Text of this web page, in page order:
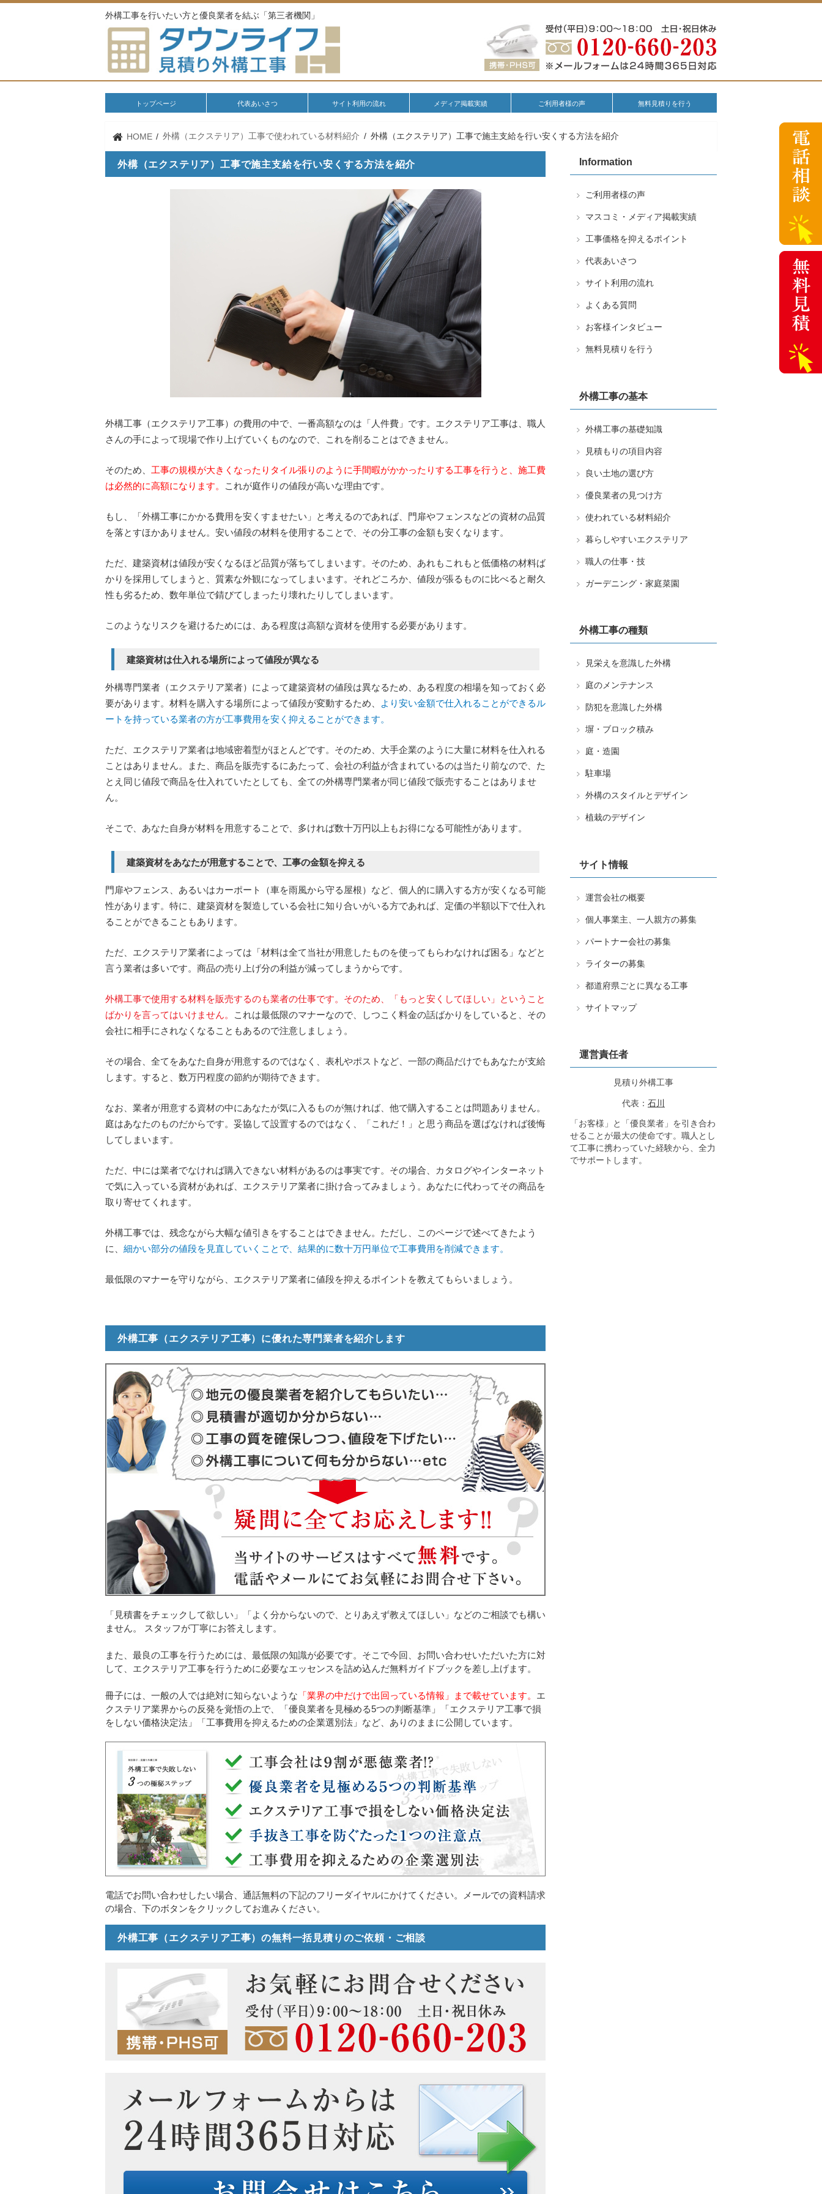
外構工事を行いたい方と優良業者を結ぶ「第三者機関」
トップページ 代表あいさつ サイト利用の流れ メディア掲載実績 ご利用者様の声 無料見積りを行う
HOME 外構（エクステリア）工事で使われている材料紹介 外構（エクステリア）工事で施主支給を行い安くする方法を紹介
外構（エクステリア）工事で施主支給を行い安くする方法を紹介
外構工事（エクステリア工事）の費用の中で、一番高額なのは「人件費」です。エクステリア工事は、職人
さんの手によって現場で作り上げていくものなので、これを削ることはできません。
そのため、 工事の規模が大きくなったりタイル張りのように手間暇がかかったりする工事を行うと、施工費
は必然的に高額になります。
これが庭作りの値段が高いな理由です。
もし、「外構工事にかかる費用を安くすませたい」と考えるのであれば、門扉やフェンスなどの資材の品質
を落とすほかありません。安い値段の材料を使用することで、その分工事の金額も安くなります。
ただ、建築資材は値段が安くなるほど品質が落ちてしまいます。そのため、あれもこれもと低価格の材料ば
かりを採用してしまうと、質素な外観になってしまいます。それどころか、値段が張るものに比べると耐久
性も劣るため、数年単位で錆びてしまったり壊れたりしてしまいます。
このようなリスクを避けるためには、ある程度は高額な資材を使用する必要があります。
建築資材は仕入れる場所によって値段が異なる
外構専門業者（エクステリア業者）によって建築資材の値段は異なるため、ある程度の相場を知っておく必
要があります。材料を購入する場所によって値段が変動するため、
より安い金額で仕入れることができるル
ートを持っている業者の方が工事費用を安く抑えることができます。
ただ、エクステリア業者は地域密着型がほとんどです。そのため、大手企業のように大量に材料を仕入れる
ことはありません。また、商品を販売するにあたって、会社の利益が含まれているのは当たり前なので、た
とえ同じ値段で商品を仕入れていたとしても、全ての外構専門業者が同じ値段で販売することはありませ
ん。
そこで、あなた自身が材料を用意することで、多ければ数十万円以上もお得になる可能性があります。
建築資材をあなたが用意することで、工事の金額を抑える
門扉やフェンス、あるいはカーポート（車を雨風から守る屋根）など、個人的に購入する方が安くなる可能
性があります。特に、建築資材を製造している会社に知り合いがいる方であれば、定価の半額以下で仕入れ
ることができることもあります。
ただ、エクステリア業者によっては「材料は全て当社が用意したものを使ってもらわなければ困る」などと
言う業者は多いです。商品の売り上げ分の利益が減ってしまうからです。
外構工事で使用する材料を販売するのも業者の仕事です。そのため、「もっと安くしてほしい」ということ
ばかりを言ってはいけません。
これは最低限のマナーなので、しつこく料金の話ばかりをしていると、その
会社に相手にされなくなることもあるので注意しましょう。
その場合、全てをあなた自身が用意するのではなく、表札やポストなど、一部の商品だけでもあなたが支給
します。すると、数万円程度の節約が期待できます。
なお、業者が用意する資材の中にあなたが気に入るものが無ければ、他で購入することは問題ありません。
庭はあなたのものだからです。妥協して設置するのではなく、「これだ！」と思う商品を選ばなければ後悔
してしまいます。
ただ、中には業者でなければ購入できない材料があるのは事実です。その場合、カタログやインターネット
で気に入っている資材があれば、エクステリア業者に掛け合ってみましょう。あなたに代わってその商品を
取り寄せてくれます。
外構工事では、残念ながら大幅な値引きをすることはできません。ただし、このページで述べてきたよう
に、 細かい部分の値段を見直していくことで、結果的に数十万円単位で工事費用を削減できます。
最低限のマナーを守りながら、エクステリア業者に値段を抑えるポイントを教えてもらいましょう。
外構工事（エクステリア工事）に優れた専門業者を紹介します
「見積書をチェックして欲しい」「よく分からないので、とりあえず教えてほしい」などのご相談でも構い
ません。 スタッフが丁寧にお答えします。
また、最良の工事を行うためには、最低限の知識が必要です。そこで今回、お問い合わせいただいた方に対
して、エクステリア工事を行うために必要なエッセンスを詰め込んだ無料ガイドブックを差し上げます。
冊子には、一般の人では絶対に知らないような 「業界の中だけで出回っている情報」まで載せています。 エ
クステリア業界からの反発を覚悟の上で、「優良業者を見極める5つの判断基準」「エクステリア工事で損
をしない価格決定法」「工事費用を抑えるための企業選別法」など、ありのままに公開しています。
電話でお問い合わせしたい場合、通話無料の下記のフリーダイヤルにかけてください。メールでの資料請求
の場合、下のボタンをクリックしてお進みください。
外構工事（エクステリア工事）の無料一括見積りのご依頼・ご相談
Information
ご利用者様の声
マスコミ・メディア掲載実績
工事価格を抑えるポイント
代表あいさつ
サイト利用の流れ
よくある質問
お客様インタビュー
無料見積りを行う
外構工事の基本
外構工事の基礎知識
見積もりの項目内容
良い土地の選び方
優良業者の見つけ方
使われている材料紹介
暮らしやすいエクステリア
職人の仕事・技
ガーデニング・家庭菜園
外構工事の種類
見栄えを意識した外構
庭のメンテナンス
防犯を意識した外構
塀・ブロック積み
庭・造園
駐車場
外構のスタイルとデザイン
植栽のデザイン
サイト情報
運営会社の概要
個人事業主、一人親方の募集
パートナー会社の募集
ライターの募集
都道府県ごとに異なる工事
サイトマップ
運営責任者
見積り外構工事
代表： 石川
「お客様」と「優良業者」を引き合わ
せることが最大の使命です。職人とし
て工事に携わっていた経験から、全力
でサポートします。